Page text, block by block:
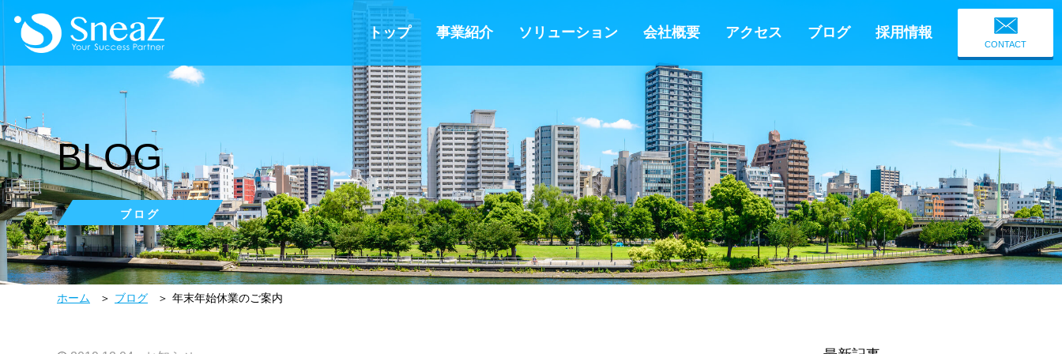
CONTACT
トップ 事業紹介 ソリューション 会社概要 アクセス ブログ 採用情報
BLOG
ブログ
ホーム ブログ 年末年始休業のご案内